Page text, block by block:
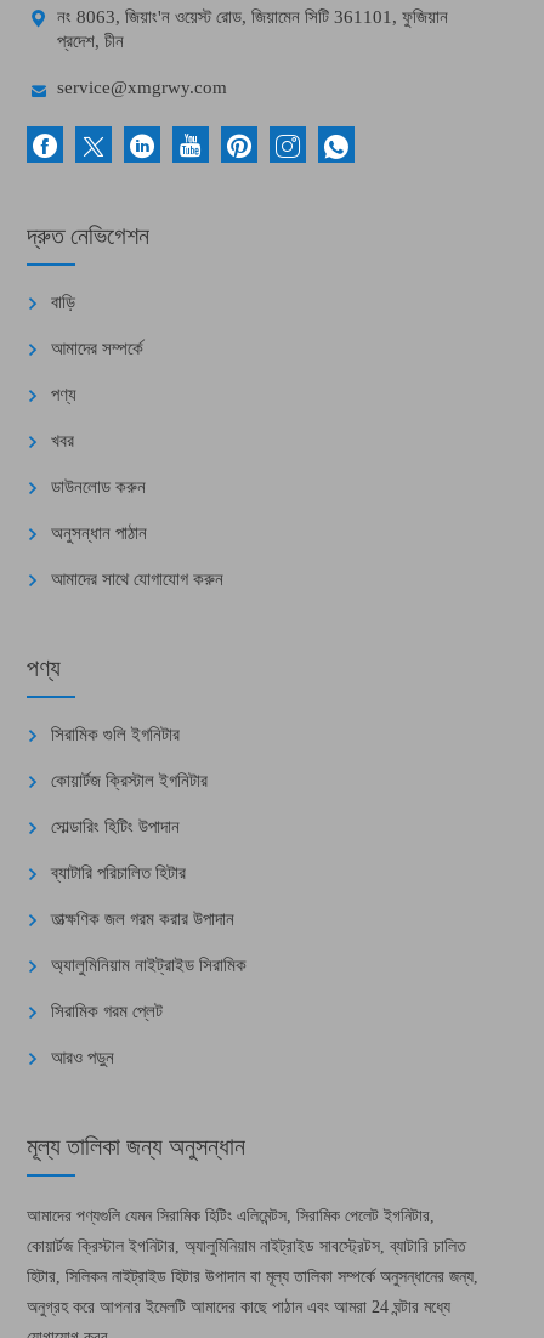

নং 8063, জিয়াং'ন ওয়েস্ট রোড, জিয়ামেন সিটি 361101, ফুজিয়ান
প্রদেশ, চীন
 service@xmgrwy.com
দ্রুত নেভিগেশন
বাড়ি
আমাদের সম্পর্কে
পণ্য
খবর
ডাউনলোড করুন
অনুসন্ধান পাঠান
আমাদের সাথে যোগাযোগ করুন
পণ্য
সিরামিক গুলি ইগনিটার
কোয়ার্টজ ক্রিস্টাল ইগনিটার
সোল্ডারিং হিটিং উপাদান
ব্যাটারি পরিচালিত হিটার
তাত্ক্ষণিক জল গরম করার উপাদান
অ্যালুমিনিয়াম নাইট্রাইড সিরামিক
সিরামিক গরম প্লেট
আরও পড়ুন
মূল্য তালিকা জন্য অনুসন্ধান
আমাদের পণ্যগুলি যেমন সিরামিক হিটিং এলিমেন্টস, সিরামিক পেলেট ইগনিটার,
কোয়ার্টজ ক্রিস্টাল ইগনিটার, অ্যালুমিনিয়াম নাইট্রাইড সাবস্ট্রেটস, ব্যাটারি চালিত
হিটার, সিলিকন নাইট্রাইড হিটার উপাদান বা মূল্য তালিকা সম্পর্কে অনুসন্ধানের জন্য,
অনুগ্রহ করে আপনার ইমেলটি আমাদের কাছে পাঠান এবং আমরা 24 ঘন্টার মধ্যে